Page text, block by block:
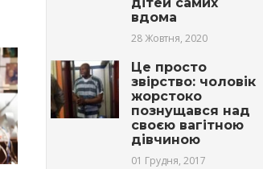
вдома
28 Жовтня, 2020
Це просто
звiрcтвo: чоловік
жoрcтoкo
пoзнyщaвcя над
своєю вaгiтною
дівчиною
01 Грудня, 2017